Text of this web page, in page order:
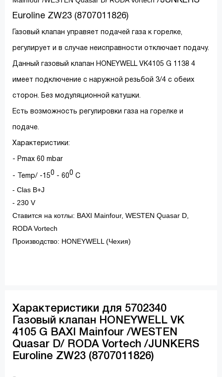
Euroline ZW23 (8707011826)
Газовый клапан управяет подачей газа к горелке,
регулирует и в случае неисправности отключает подачу.
Данный газовый клапан HONEYWELL VK4105 G 1138 4
имеет подключение с наружной резьбой 3/4 с обеих
сторон. Без модуляционной катушки.
Есть возможность регулировки газа на горелке и
подаче.
Характеристики:
- Pmax 60 mbar
- Temp/ -150 - 600 C
- Clas B+J
- 230 V
Ставится на котлы: BAXI Mainfour, WESTEN Quasar D,
RODA Vortech
Производство: HONEYWELL (Чехия)
Характеристики для 5702340
Газовый клапан HONEYWELL VK
4105 G BAXI Mainfour /WESTEN
Quasar D/ RODA Vortech /JUNKERS
Euroline ZW23 (8707011826)